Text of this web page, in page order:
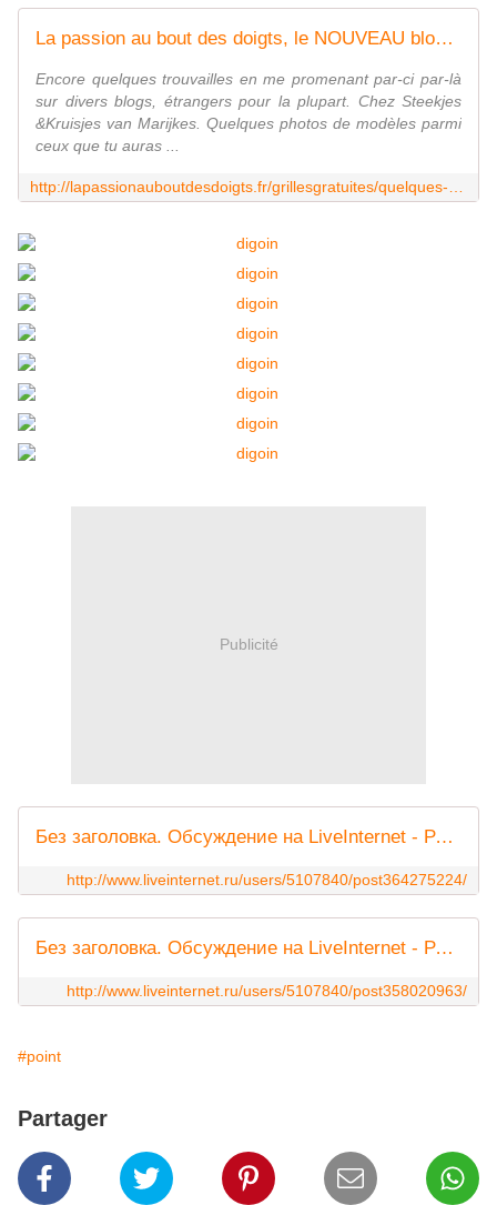
La passion au bout des doigts, le NOUVEAU blog !!!
Encore quelques trouvailles en me promenant par-ci par-là
sur divers blogs, étrangers pour la plupart. Chez Steekjes
&Kruisjes van Marijkes. Quelques photos de modèles parmi
ceux que tu auras ...
Publicité
Без заголовка. Обсуждение на LiveInternet - Российский Сервис Онлайн-Дневников
http://www.liveinternet.ru/users/5107840/post364275224/
Без заголовка. Обсуждение на LiveInternet - Российский Сервис Онлайн-Дневников
http://www.liveinternet.ru/users/5107840/post358020963/
#point
Partager